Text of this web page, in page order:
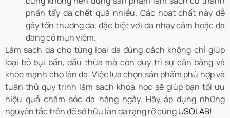
phần tẩy da chết quá nhiều. Các hoạt chất này dễ
gây tổn thương da, đặc biệt với da nhạy cảm hoặc da
đang có mụn viêm.
Làm sạch da cho từng loại da đúng cách không chỉ giúp
loại bỏ bụi bẩn, dầu thừa mà còn duy trì sự cân bằng và
khỏe mạnh cho làn da. Việc lựa chọn sản phẩm phù hợp và
tuân thủ quy trình làm sạch khoa học sẽ giúp bạn tối ưu
hiệu quả chăm sóc da hàng ngày. Hãy áp dụng những
nguyên tắc trên để sở hữu làn da rạng rỡ cùngUSOLAB!